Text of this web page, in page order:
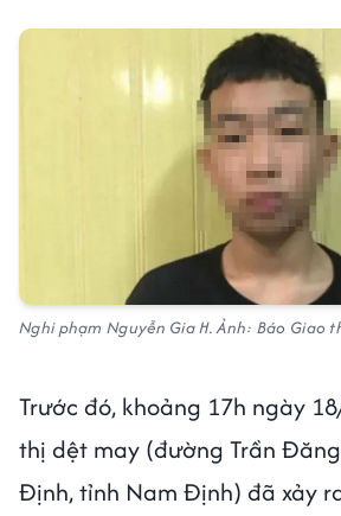
Nghi phạm Nguyễn Gia H. Ảnh: Báo Giao
Trước đó, khoảng 17h ngày
thị dệt may (đường Trần Đăng
Định, tỉnh Nam Định) đã xảy